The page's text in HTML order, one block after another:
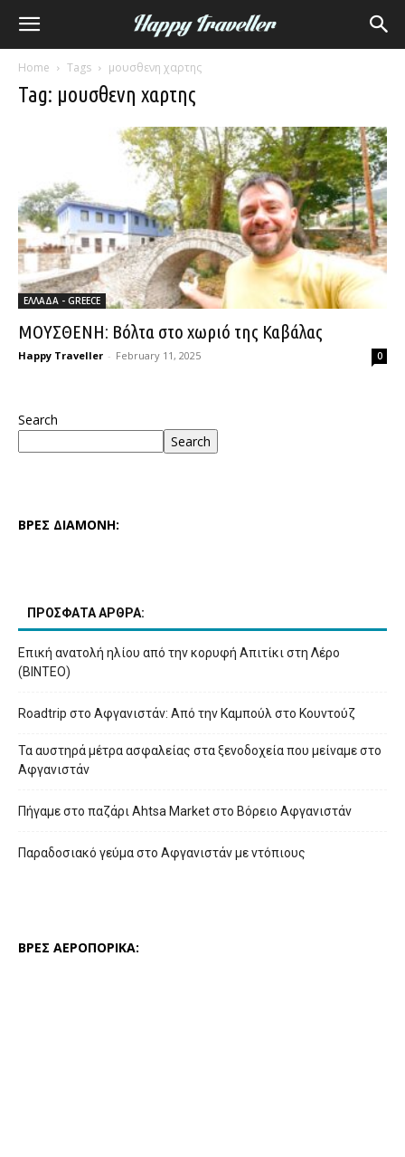
Home Tags μουσθενη χαρτης
Tag: μουσθενη χαρτης
ΕΛΛΑΔΑ - GREECE
ΜΟΥΣΘΕΝΗ: Βόλτα στο χωριό της Καβάλας
Happy Traveller - February 11, 2025 0
Search
Search
ΒΡΕΣ ΔΙΑΜΟΝΗ:
ΠΡΟΣΦΑΤΑ ΑΡΘΡΑ:
Επική ανατολή ηλίου από την κορυφή Απιτίκι στη Λέρο
(ΒΙΝΤΕΟ)
Roadtrip στο Αφγανιστάν: Από την Καμπούλ στο Κουντούζ
Τα αυστηρά μέτρα ασφαλείας στα ξενοδοχεία που μείναμε στο
Αφγανιστάν
Πήγαμε στο παζάρι Ahtsa Market στο Βόρειο Αφγανιστάν
Παραδοσιακό γεύμα στο Αφγανιστάν με ντόπιους
ΒΡΕΣ ΑΕΡΟΠΟΡΙΚΑ: